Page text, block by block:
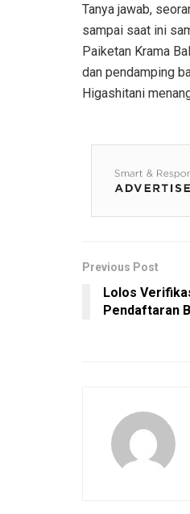
Tanya jawab,
sampai saat ini
Paiketan Krama
dan pendamping
Higashitani
Previous Post
Lolos
Pendaftaran